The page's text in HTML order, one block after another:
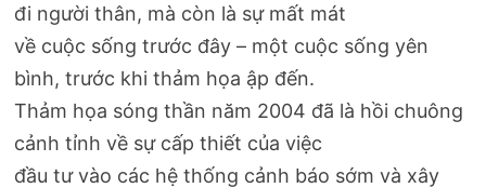
đi người thân, mà còn là sự mất mát
về cuộc sống trước đây – một cuộc sống yên
bình, trước khi thảm họa ập đến.
Thảm họa sóng thần năm 2004 đã là hồi chuông
cảnh tỉnh về sự cấp thiết của việc
đầu tư vào các hệ thống cảnh báo sớm và xây